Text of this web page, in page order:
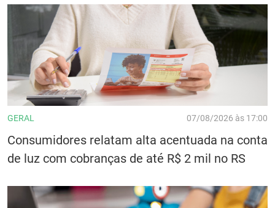
GERAL 07/08/2026 às 17:00
Consumidores relatam alta acentuada na conta
de luz com cobranças de até R$ 2 mil no RS